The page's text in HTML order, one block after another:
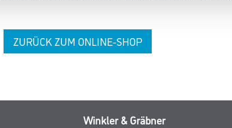
ZURÜCK ZUM ONLINE-SHOP
Winkler & Gräbner